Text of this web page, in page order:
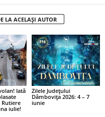
LA ACELAȘI AUTOR
Iată
iulie!
Zilele Județului
Dâmbovița 2026: 4 – 7
iunie